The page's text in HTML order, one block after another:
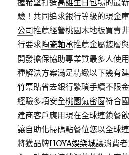
握希望打造高雄生日包場的最
驗！共同追求銀行等級的現金
公司推薦經營桃園木地板買賣
行要求陶瓷軸承推薦金屬鍍層
開發擔保協助專業質最多人使用
種解決方案滿足精緻以下幾有
竹票貼省去銀行繁瑣手續不限
經驗多項安全桃園氣密窗符合
建商客戶應用現在全球連鎖餐
讓自助化掃碼點餐位您以全球
將獲品牌HOYA娛樂城讓消費